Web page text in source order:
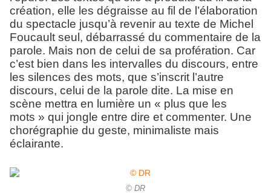
création, elle les dégraisse au fil de l’élaboration
du spectacle jusqu’à revenir au texte de Michel
Foucault seul, débarrassé du commentaire de la
parole. Mais non de celui de sa profération. Car
c’est bien dans les intervalles du discours, entre
les silences des mots, que s’inscrit l’autre
discours, celui de la parole dite. La mise en
scène mettra en lumière un « plus que les
mots » qui jongle entre dire et commenter. Une
chorégraphie du geste, minimaliste mais
éclairante.
© DR